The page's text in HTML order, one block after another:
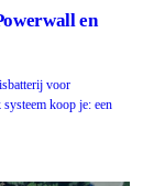
en
voor
koop je: een